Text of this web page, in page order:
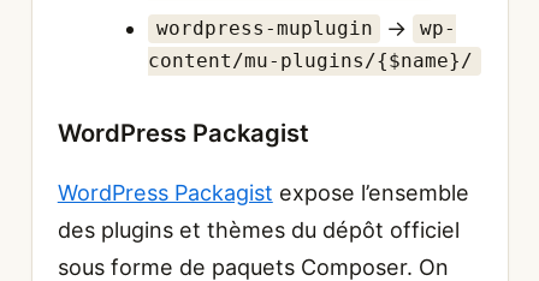
wordpress-muplugin
→
wp-
content/mu-plugins/{$name}/
WordPress Packagist
WordPress Packagist expose l’ensemble
des plugins et thèmes du dépôt officiel
sous forme de paquets Composer. On